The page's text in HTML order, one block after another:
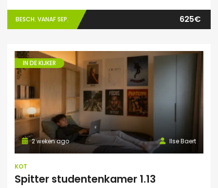
BESCH. VANAF SEP. 625€
IN DE KIJKER
Ilse Baert
2 weken ago
KOT
Spitter studentenkamer 1.13